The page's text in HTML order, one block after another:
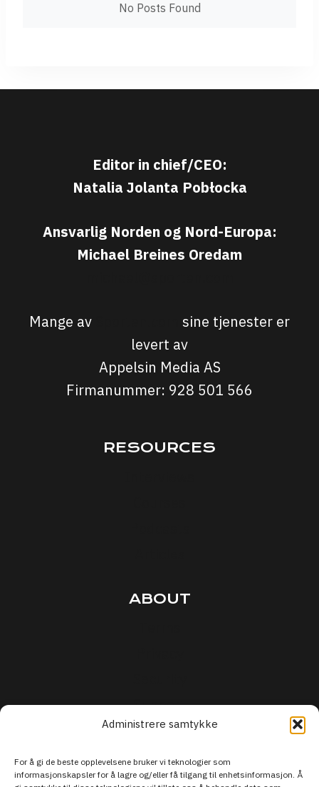
Administrere samtykke
For å gi de beste opplevelsene bruker vi teknologier som
informasjonskapsler for å lagre og/eller få tilgang til enhetsinformasjon. Å
No Posts Found
Editor in chief/CEO:
Natalia Jolanta Pobłocka
Ansvarlig Norden og Nord-Europa:
Michael Breines Oredam
Mange av
sine tjenester er
levert av
Appelsin Media AS
Firmanummer: 928 501 566
RESOURCES
ABOUT
Support